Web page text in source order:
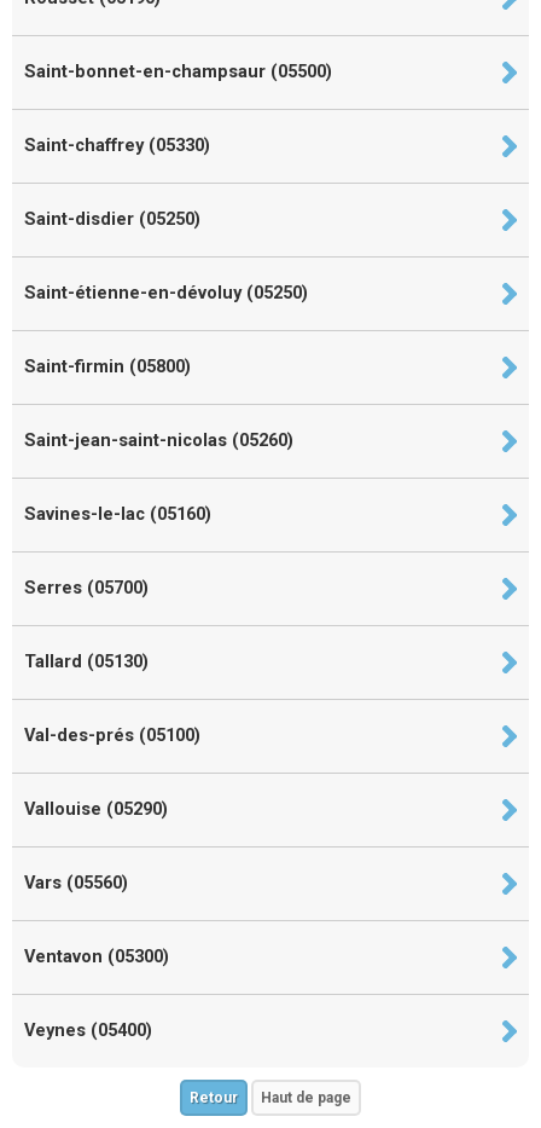
Saint-bonnet-en-champsaur (05500)
Saint-chaffrey (05330)
Saint-disdier (05250)
Saint-étienne-en-dévoluy (05250)
Saint-firmin (05800)
Saint-jean-saint-nicolas (05260)
Savines-le-lac (05160)
Serres (05700)
Tallard (05130)
Val-des-prés (05100)
Vallouise (05290)
Vars (05560)
Ventavon (05300)
Veynes (05400)
Retour Haut de page